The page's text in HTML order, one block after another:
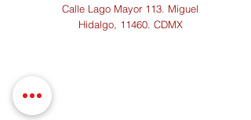
Calle Lago Mayor 113. Miguel
Hidalgo, 11460. CDMX